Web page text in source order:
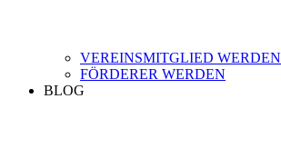
VEREINSMITGLIED WERDEN
FÖRDERER WERDEN
BLOG